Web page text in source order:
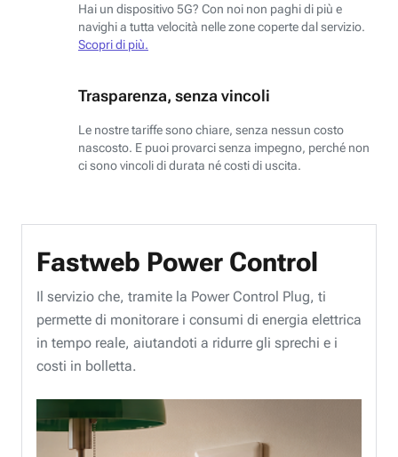
Hai un dispositivo 5G? Con noi non paghi di più e
navighi a tutta velocità nelle zone coperte dal servizio.
Scopri di più.
Trasparenza, senza vincoli
Le nostre tariffe sono chiare, senza nessun costo
nascosto. E puoi provarci senza impegno, perché non
ci sono vincoli di durata né costi di uscita.
Fastweb Power Control
Il servizio che, tramite la Power Control Plug, ti
permette di monitorare i consumi di energia elettrica
in tempo reale, aiutandoti a ridurre gli sprechi e i
costi in bolletta.